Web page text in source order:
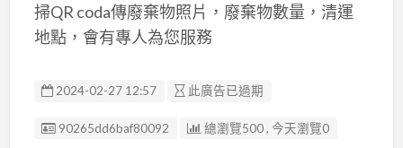
掃QR coda傳廢棄物照片，廢棄物數量，清運
地點，會有專人為您服務
2024-02-27 12:57 此廣告已過期
廣告编號
90265dd6baf80092 總瀏覽500 , 今天瀏覽0